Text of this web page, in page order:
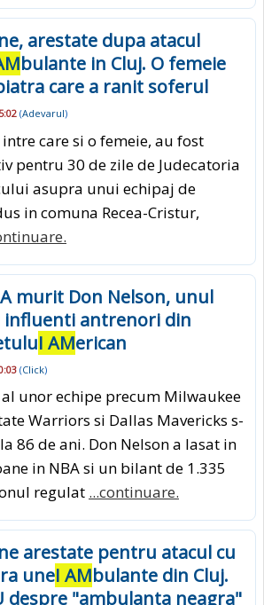
arestate dupa atacul
bulante in Cluj. O femeie
care a ranit soferul
(Adevarul)
care si o femeie, au fost
pentru 30 de zile de Judecatoria
asupra unui echipaj de
in comuna Recea-Cristur,
murit Don Nelson, unul
influenti antrenori din
I AMerican
(Click)
unor echipe precum Milwaukee
Warriors si Dallas Mavericks s-
86 de ani. Don Nelson a lasat in
in NBA si un bilant de 1.335
regulat ...continuare.
arestate pentru atacul cu
uneI AMbulante din Cluj.
despre "ambulanta neagra"